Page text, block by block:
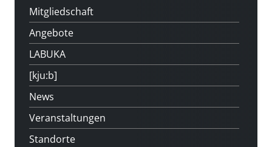
Mitgliedschaft
Angebote
LABUKA
[kju:b]
News
Veranstaltungen
Standorte